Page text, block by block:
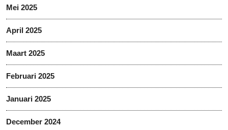
Mei 2025
April 2025
Maart 2025
Februari 2025
Januari 2025
December 2024